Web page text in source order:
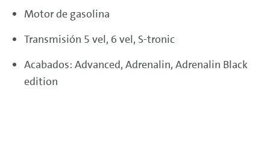
Motor de gasolina
Transmisión 5 vel, 6 vel, S-tronic
Acabados: Advanced, Adrenalin, Adrenalin Black
edition